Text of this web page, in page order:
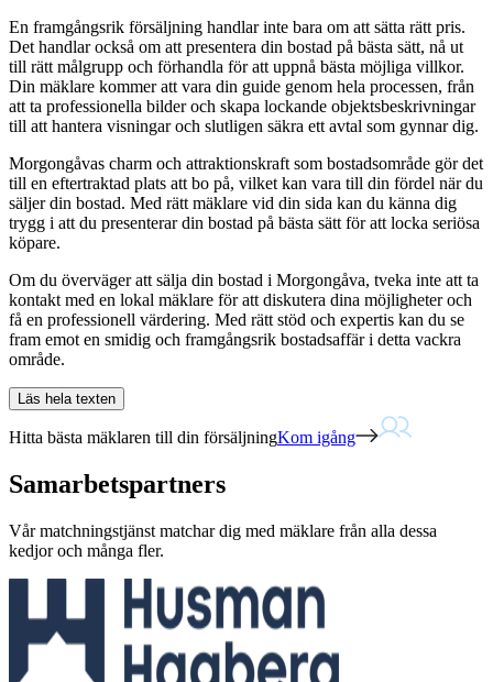
En framgångsrik försäljning handlar inte bara om att sätta rätt pris.
Det handlar också om att presentera din bostad på bästa sätt, nå ut
till rätt målgrupp och förhandla för att uppnå bästa möjliga villkor.
Din mäklare kommer att vara din guide genom hela processen, från
att ta professionella bilder och skapa lockande objektsbeskrivningar
till att hantera visningar och slutligen säkra ett avtal som gynnar dig.
Morgongåvas charm och attraktionskraft som bostadsområde gör det
till en eftertraktad plats att bo på, vilket kan vara till din fördel när du
säljer din bostad. Med rätt mäklare vid din sida kan du känna dig
trygg i att du presenterar din bostad på bästa sätt för att locka seriösa
köpare.
Om du överväger att sälja din bostad i Morgongåva, tveka inte att ta
kontakt med en lokal mäklare för att diskutera dina möjligheter och
få en professionell värdering. Med rätt stöd och expertis kan du se
fram emot en smidig och framgångsrik bostadsaffär i detta vackra
område.
Läs hela texten
Hitta bästa mäklaren till din försäljningKom igång
Samarbetspartners
Vår matchningstjänst matchar dig med mäklare från alla dessa
kedjor och många fler.